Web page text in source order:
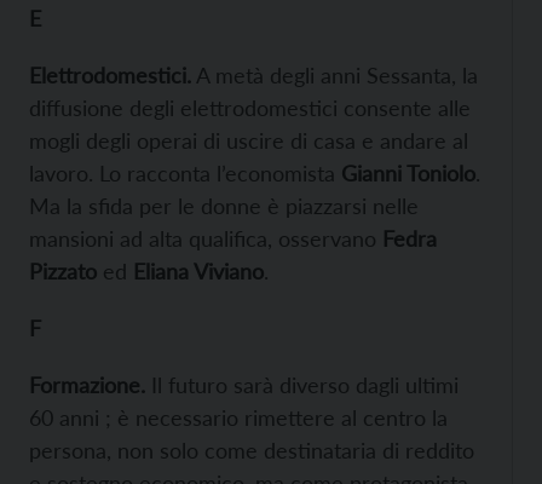
E
Elettrodomestici. A metà degli anni Sessanta, la
diffusione degli elettrodomestici consente alle
mogli degli operai di uscire di casa e andare al
lavoro. Lo racconta l’economista Gianni Toniolo.
Ma la sfida per le donne è piazzarsi nelle
mansioni ad alta qualifica, osservano Fedra
Pizzato ed Eliana Viviano.
F
Formazione. Il futuro sarà diverso dagli ultimi
60 anni ; è necessario rimettere al centro la
persona, non solo come destinataria di reddito